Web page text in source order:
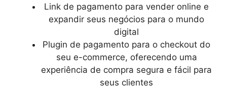
Link de pagamento para vender online e
expandir seus negócios para o mundo
digital
Plugin de pagamento para o checkout do
seu e-commerce, oferecendo uma
experiência de compra segura e fácil para
seus clientes